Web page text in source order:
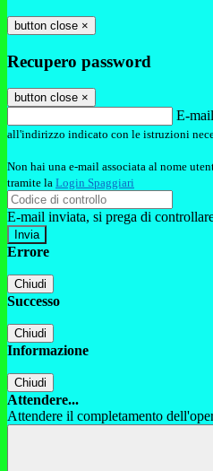
button close ×
Recupero password
button close ×
E-mail
all'indirizzo indicato con le istruzioni
Non hai una e-mail associata al nome
tramite la Login Spaggiari
E-mail inviata, si prega di
Errore
Chiudi
Successo
Chiudi
Informazione
Chiudi
Attendere...
Attendere il completamento